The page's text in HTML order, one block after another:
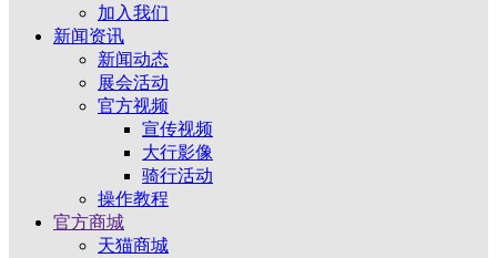
加入我们
新闻资讯
新闻动态
展会活动
官方视频
宣传视频
大行影像
骑行活动
操作教程
官方商城
天猫商城